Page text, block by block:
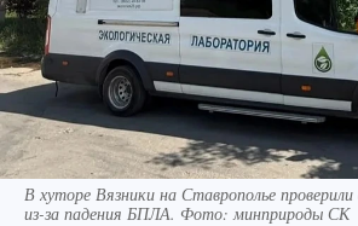
В хуторе Вязники на Ставрополье
из-за падения БПЛА. Фото: минприроды СК